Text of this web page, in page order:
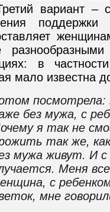
вариант –
в
мало известна
без мужа, с
я так не
так же,
мужа живут. И с
Меня
с
мне